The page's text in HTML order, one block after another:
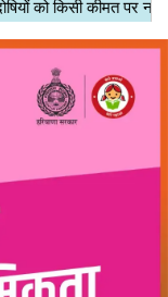
Join Now
Join Now